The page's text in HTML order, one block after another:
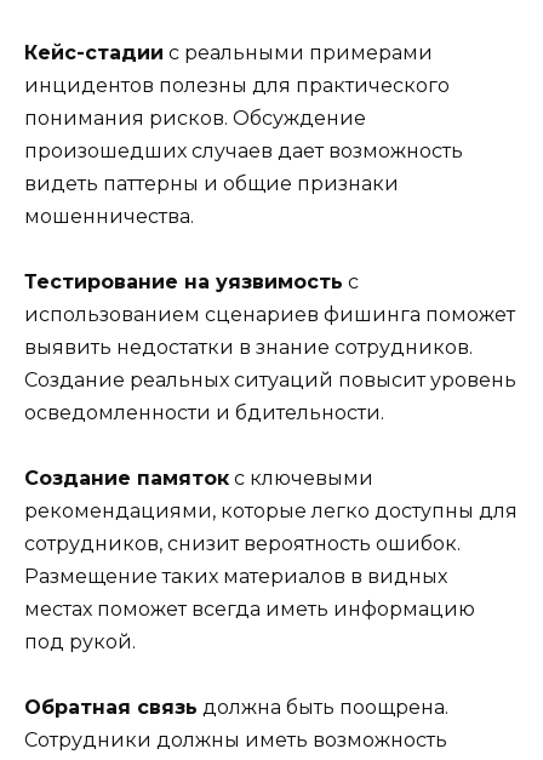
Кейс-стадии с реальными примерами
инцидентов полезны для практического
понимания рисков. Обсуждение
произошедших случаев дает возможность
видеть паттерны и общие признаки
мошенничества.
Тестирование на уязвимость с
использованием сценариев фишинга поможет
выявить недостатки в знание сотрудников.
Создание реальных ситуаций повысит уровень
осведомленности и бдительности.
Создание памяток с ключевыми
рекомендациями, которые легко доступны для
сотрудников, снизит вероятность ошибок.
Размещение таких материалов в видных
местах поможет всегда иметь информацию
под рукой.
Обратная связь должна быть поощрена.
Сотрудники должны иметь возможность